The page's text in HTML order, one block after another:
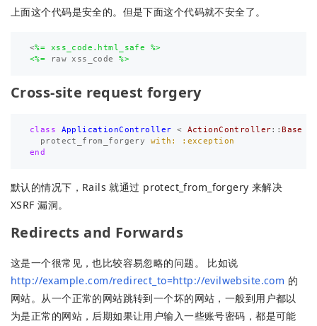
上面这个代码是安全的。但是下面这个代码就不安全了。
<%= xss_code.html_safe %>
<%=
raw xss_code
Cross-site request forgery
class ApplicationController < ActionController::Base
protect_from_forgery
with: :exception
end
默认的情况下，Rails 就通过 protect_from_forgery 来解决
XSRF 漏洞。
Redirects and Forwards
这是一个很常见，也比较容易忽略的问题。 比如说
http://example.com/redirect_to=http://evilwebsite.com 的
网站。从一个正常的网站跳转到一个坏的网站，一般到用户都以
为是正常的网站，后期如果让用户输入一些账号密码，都是可能